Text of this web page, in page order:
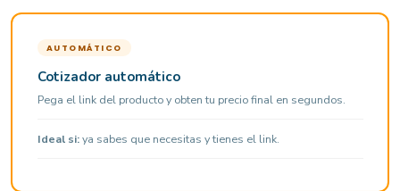
AUTOMÁTICO
Cotizador automático
Pega el link del producto y obten tu precio final en segundos.
Ideal si:ya sabes que necesitas y tienes el link.